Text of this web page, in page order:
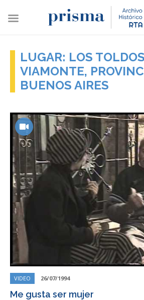
LUGAR: LOS
VIAMONTE,
BUENOS AIRES
VIDEO 26/07/1994
Me gusta ser mujer